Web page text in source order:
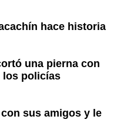
hace historia
una pierna con
los policías
sus amigos y le